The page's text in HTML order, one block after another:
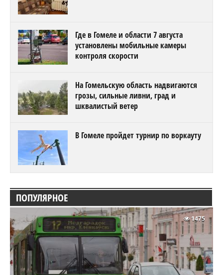
Где в Гомеле и области 7 августа
установлены мобильные камеры
контроля скорости
На Гомельскую область надвигаются
грозы, сильные ливни, град и
шквалистый ветер
В Гомеле пройдет турнир по воркауту
ПОПУЛЯРНОЕ
1475